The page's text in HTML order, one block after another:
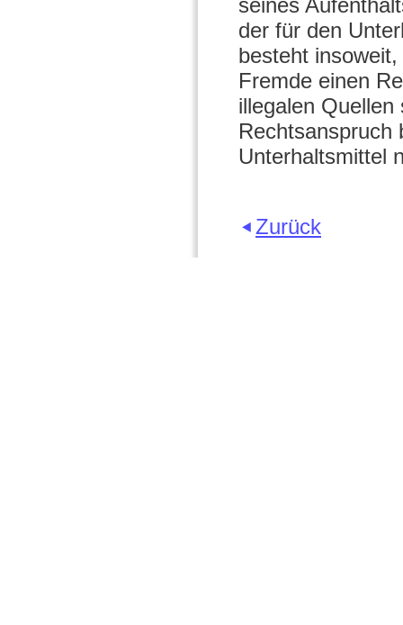
seines
der für den
besteht
Fremde einen
illegalen
Rechtsanspruch
Unterhaltsmittel
Zurück